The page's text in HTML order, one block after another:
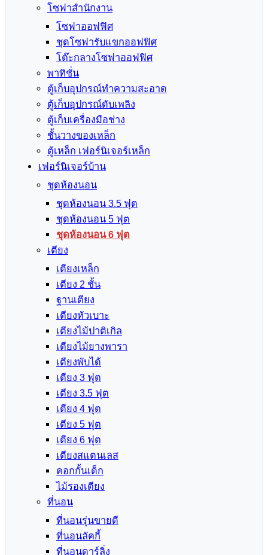
โซฟาสำนักงาน
โซฟาออฟฟิศ
ชุดโซฟารับแขกออฟฟิศ
โต๊ะกลางโซฟาออฟฟิศ
พาทิชั่น
ตู้เก็บอุปกรณ์ทำความสะอาด
ตู้เก็บอุปกรณ์ดับเพลิง
ตู้เก็บเครื่องมือช่าง
ชั้นวางของเหล็ก
ตู้เหล็ก เฟอร์นิเจอร์เหล็ก
เฟอร์นิเจอร์บ้าน
ชุดห้องนอน
ชุดห้องนอน 3.5 ฟุต
ชุดห้องนอน 5 ฟุต
ชุดห้องนอน 6 ฟุต
เตียง
เตียงเหล็ก
เตียง 2 ชั้น
ฐานเตียง
เตียงหัวเบาะ
เตียงไม้ปาติเกิล
เตียงไม้ยางพารา
เตียงพับได้
เตียง 3 ฟุต
เตียง 3.5 ฟุต
เตียง 4 ฟุต
เตียง 5 ฟุต
เตียง 6 ฟุต
เตียงสแตนเลส
คอกกั้นเด็ก
ไม้รองเตียง
ที่นอน
ที่นอนรุ่นขายดี
ที่นอนลัคกี้
ที่นอนดาร์ลิ่ง